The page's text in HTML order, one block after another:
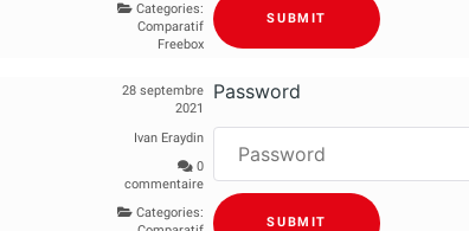
Categories:
Comparatif
Freebox
28 septembre
2021
Ivan Eraydin
0
commentaire
Categories:
Password